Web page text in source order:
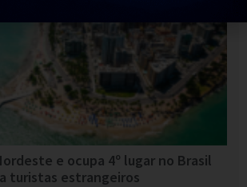
e ocupa 4º lugar no Brasil
turistas estrangeiros